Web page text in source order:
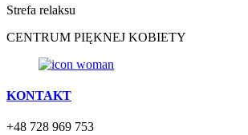
Strefa relaksu
CENTRUM PIĘKNEJ KOBIETY
KONTAKT
+48 728 969 753​